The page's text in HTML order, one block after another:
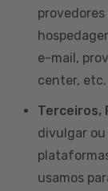
e-mail,
center, etc.
Terceiros,
divulgar ou
usamos